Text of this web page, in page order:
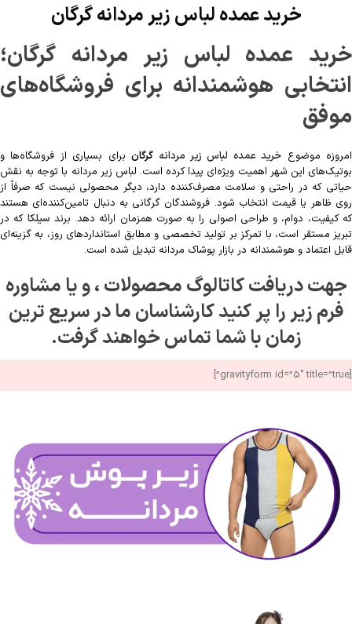
خرید عمده لباس زیر مردانه گرگان
خرید عمده لباس زیر مردانه گرگان؛
انتخابی هوشمندانه برای فروشگاه‌های
موفق
امروزه موضوع خرید عمده لباس زیر مردانه گرگانبرای بسیاری از فروشگاه‌ها و
بوتیک‌های این شهر اهمیت ویژه‌ای پیدا کرده است. لباس زیر مردانه با توجه به نقش
حیاتی که در راحتی و سلامت مصرف‌کننده دارد، دیگر محصولی نیست که صرفاً از
روی ظاهر یا قیمت انتخاب شود. فروشندگان گرگانی به دنبال تامین‌کننده‌ای هستند
که کیفیت، دوام، و طراحی اصولی را به صورت همزمان ارائه دهد. برند سیلکا که در
تبریز مستقر است، با تمرکز بر تولید تخصصی و مطابق استانداردهای روز، به گزینه‌ای
قابل اعتماد و هوشمندانه در بازار پوشاک مردانه تبدیل شده است.
جهت دریافت کاتالوگ محصولات ، و یا مشاوره
فرم زیر را پر کنید کارشناسان ما در سریع ترین
زمان با شما تماس خواهند گرفت.
[gravityform id=”5″ title=”true”]